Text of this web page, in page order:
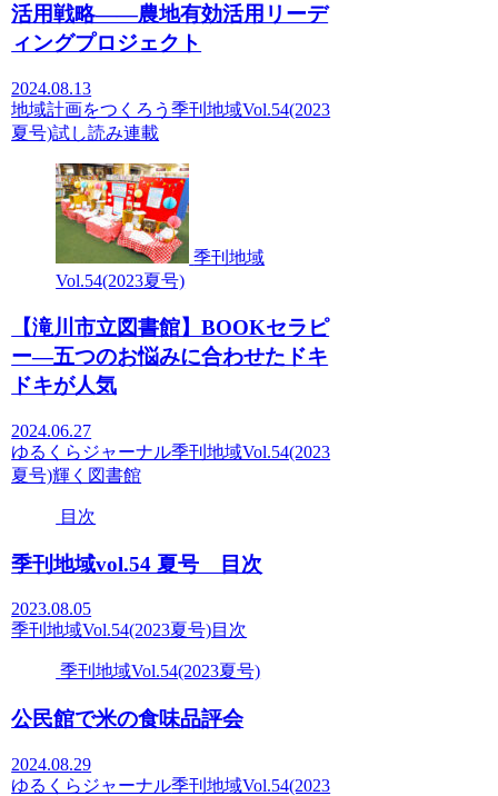
活用戦略――農地有効活用リーデ
ィングプロジェクト
2024.08.13
地域計画をつくろう季刊地域Vol.54(2023
夏号)試し読み連載
季刊地域
Vol.54(2023夏号)
【滝川市立図書館】BOOKセラピ
ー—五つのお悩みに合わせたドキ
ドキが人気
2024.06.27
ゆるくらジャーナル季刊地域Vol.54(2023
夏号)輝く図書館
目次
季刊地域vol.54 夏号 目次
2023.08.05
季刊地域Vol.54(2023夏号)目次
季刊地域Vol.54(2023夏号)
公民館で米の食味品評会
2024.08.29
ゆるくらジャーナル季刊地域Vol.54(2023